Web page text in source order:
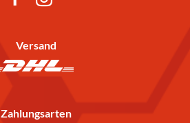
Versand
Zahlungsarten